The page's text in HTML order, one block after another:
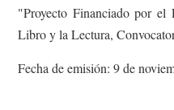
"Proyecto Financiado por el
Libro y la Lectura,
Fecha de emisión: 9 de